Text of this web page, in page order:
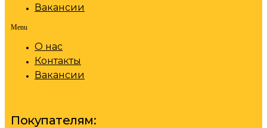
Вакансии
Menu
О нас
Контакты
Вакансии
Покупателям: